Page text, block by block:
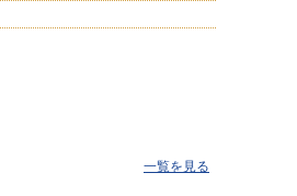
一覧を見る